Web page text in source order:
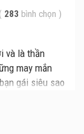
( 283 bình chọn )
và là thần
may mắn
gái siêu sao
chia tay anh